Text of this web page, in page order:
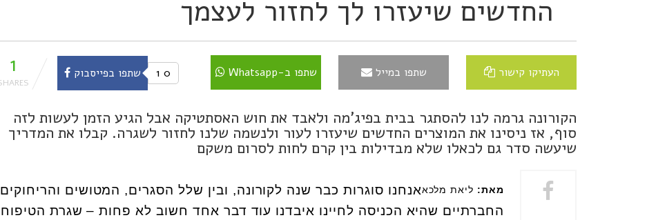
החדשים שיעזרו לך לחזור לעצמך
העתיקו קישור שתפו במייל שתפו ב-Whatsapp 0 שתפו בפייסבוק 1
הקורונה גרמה לנו להסתגר בבית בפיג'מה ולאבד את חוש האסתטיקה אבל הגיע הזמן לעשות לזה
סוף, אז ניסינו את המוצרים החדשים שיעזרו לעור ולנשמה שלנו לחזור לשגרה. קבלו את המדריך
שיעשה סדר גם לכאלו שלא מבדילות בין קרם לחות לסרום משקם
מאת: ליאת מלכאאנחנו סוגרות כבר שנה לקורונה, ובין שלל הסגרים, המטושים והריחוקים
החברתיים שהיא הכניסה לחיינו איבדנו עוד דבר אחד חשוב לא פחות – שגרת הטיפוח